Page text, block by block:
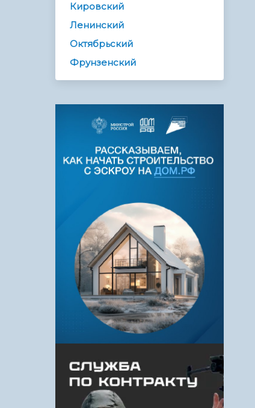
Кировский
Ленинский
Октябрьский
Фрунзенский